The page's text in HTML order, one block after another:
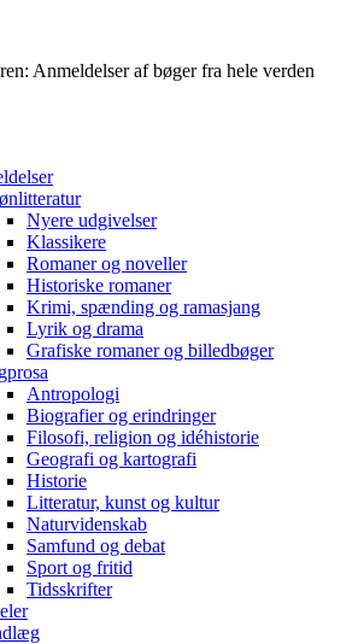
Anmeldelser af bøger fra hele verden
Nyere udgivelser
Klassikere
Romaner og noveller
Historiske romaner
Krimi, spænding og ramasjang
Lyrik og drama
Grafiske romaner og billedbøger
Antropologi
Biografier og erindringer
Filosofi, religion og idéhistorie
Geografi og kartografi
Historie
Litteratur, kunst og kultur
Naturvidenskab
Samfund og debat
Sport og fritid
Tidsskrifter